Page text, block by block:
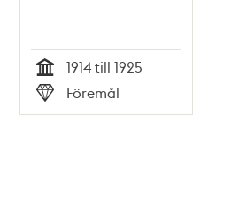
Tid
1914 till 1925
Typ
Föremål